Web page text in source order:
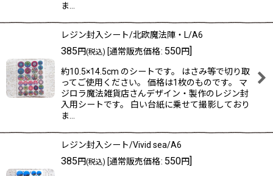
ま…
レジン封入シート/北欧魔法陣・L/A6
385円(税込) [通常販売価格: 550円]
約10.5×14.5cm のシートです。 はさみ等で切り取
ってご使用ください。 価格は1枚のものです。 マ
ジロラ魔法雑貨店さんデザイン・製作のレジン封
入用シートです。 白い台紙に乗せて撮影しており
ま…
レジン封入シート/Vivid sea/A6
385円(税込) [通常販売価格: 550円]